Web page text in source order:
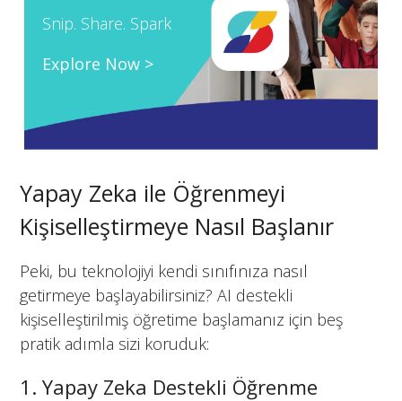
Snip. Share. Spark
Explore Now >
Yapay Zeka ile Öğrenmeyi
Kişiselleştirmeye Nasıl Başlanır
Peki, bu teknolojiyi kendi sınıfınıza nasıl
getirmeye başlayabilirsiniz? AI destekli
kişiselleştirilmiş öğretime başlamanız için beş
pratik adımla sizi koruduk:
1. Yapay Zeka Destekli Öğrenme